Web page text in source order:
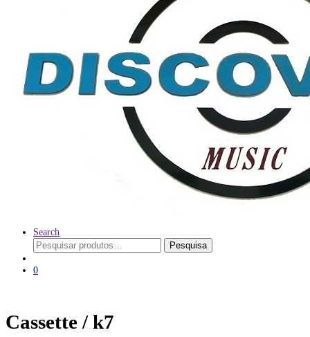
Search
Pesquisar
por:
Pesquisa
0
Cassette / k7